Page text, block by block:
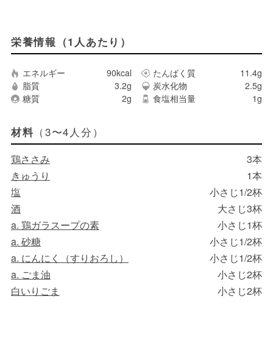
栄養情報（1人あたり）
エネルギー 90kcal たんぱく質
11.4g
脂質
3.2g 炭水化物
2.5g
糖質
2g 食塩相当量 1g
材料 （3〜4人分）
鶏ささみ
3本
きゅうり
1本
塩
小さじ1/2杯
酒
大さじ3杯
a. 鶏ガラスープの素
小さじ1杯
a. 砂糖
小さじ1/2杯
a. にんにく（すりおろし）
小さじ1/2杯
a. ごま油
小さじ2杯
白いりごま
小さじ2杯